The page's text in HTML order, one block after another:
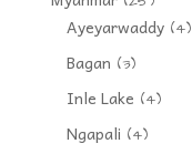
Ayeyarwaddy(4)
Bagan (3)
Inle Lake (4)
Ngapali (4)